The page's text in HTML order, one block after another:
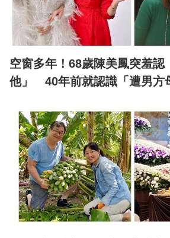
空窗多年！68歲陳美鳳突羞認
他」 40年前就認識「遭男方